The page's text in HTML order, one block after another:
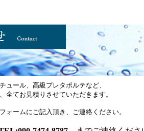
ュール、高級プレタポルテなど、
全てお見積りさせていただきます。
ォームにご記入頂き、ご連絡ください。